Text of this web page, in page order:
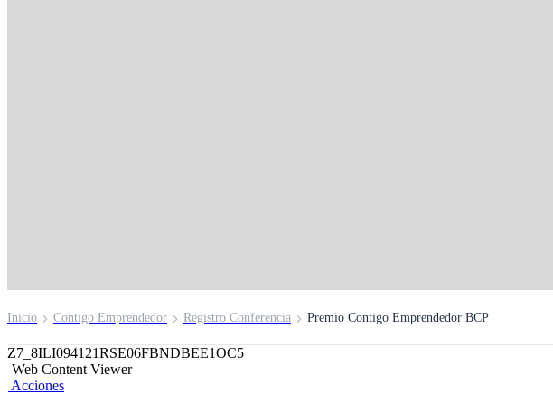
Inicio Contigo Emprendedor Registro Conferencia Premio Contigo Emprendedor BCP
Z7_8ILI094121RSE06FBNDBEE1OC5
Web Content Viewer
Acciones